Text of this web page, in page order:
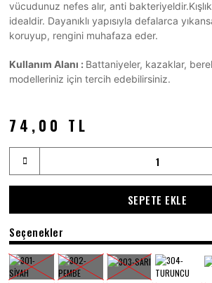
vücudunuz nefes alır, anti
idealdir. Dayanıklı yapısıyla defalarca
koruyup, rengini muhafaza eder.
Kullanım Alanı : Battaniyeler, kazaklar,
modelleriniz için tercih edebilirsiniz.
74,00 TL
SEPETE EKLE
Seçenekler